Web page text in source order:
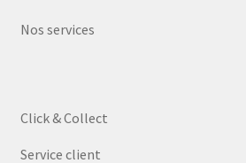
Nos services
Click & Collect
Service client